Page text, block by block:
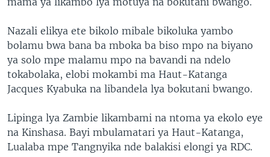
Nazali elikya ete bikolo mibale bikoluka yambo
bolamu bwa bana ba mboka ba biso mpo na biyano
ya solo mpe malamu mpo na bavandi na ndelo
tokabolaka, elobi mokambi ma Haut-Katanga
Jacques Kyabuka na libandela lya bokutani bwango.
Lipinga lya Zambie likambami na ntoma ya ekolo eye
na Kinshasa. Bayi mbulamatari ya Haut-Katanga,
Lualaba mpe Tangnyika nde balakisi elongi ya RDC.